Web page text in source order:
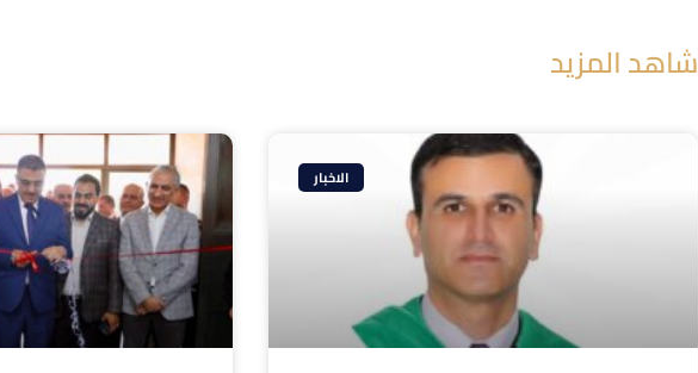
شاهد المزيد
الاخبار